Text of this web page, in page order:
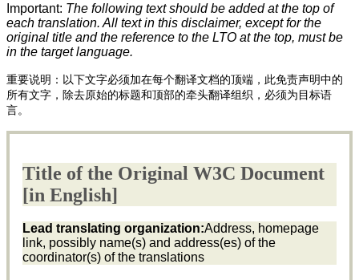
Important: The following text should be added at the top of
each translation. All text in this disclaimer, except for the
original title and the reference to the LTO at the top, must be
in the target language.
重要说明：以下文字必须加在每个翻译文档的顶端，此免责声明中的
所有文字，除去原始的标题和顶部的牵头翻译组织，必须为目标语
言。
Title of the Original W3C Document
[in English]
Lead translating organization:Address, homepage
link, possibly name(s) and address(es) of the
coordinator(s) of the translations